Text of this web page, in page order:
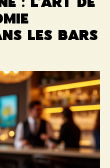
: l’art de
les bars